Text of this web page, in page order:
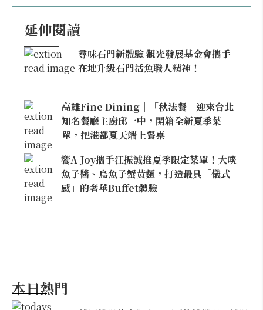
延伸閱讀
尋味石門新體驗 觀光發展基金會攜手
在地升級石門活魚職人精神！
高雄Fine Dining｜「秋法餐」迎來台北
知名餐廳主廚邱一中，開箱全新夏季菜
單，把港都夏天端上餐桌
饗A Joy攜手江振誠推夏季限定菜單！大啖
魚子醬、烏魚子蟹黃麵，打造最具「儀式
感」的奢華Buffet體驗
本日熱門